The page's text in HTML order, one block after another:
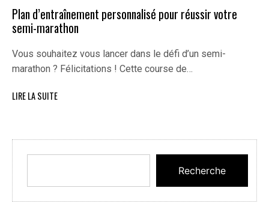
Plan d’entraînement personnalisé pour réussir votre
semi-marathon
Vous souhaitez vous lancer dans le défi d’un semi-
marathon ? Félicitations ! Cette course de…
LIRE LA SUITE
Recherche